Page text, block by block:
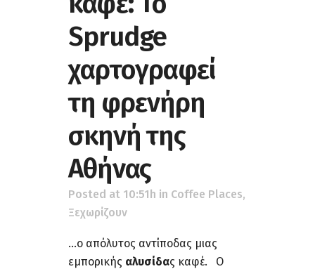
Sprudge
χαρτογραφεί
τη φρενήρη
σκηνή της
Αθήνας
Posted at 10:51h in Coffee Places,
Ξεχωρίζουν
...ο απόλυτος αντίποδας μιας
εμπορικής αλυσίδας καφέ. Ο